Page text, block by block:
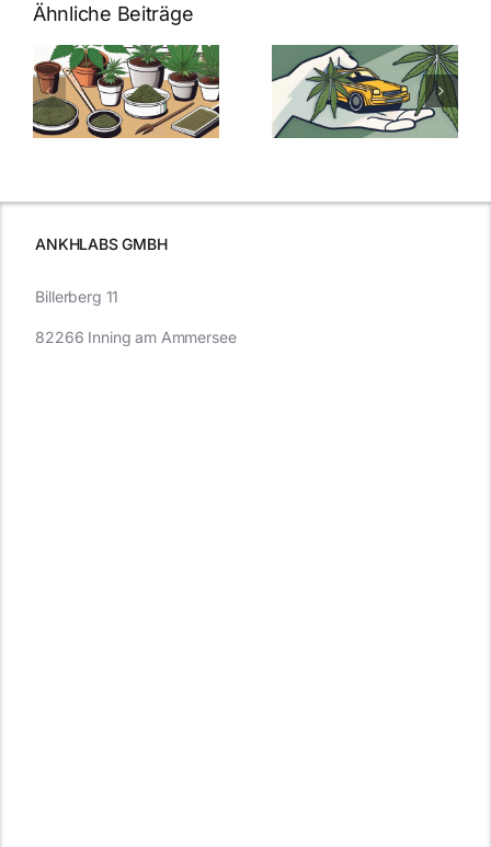
Ähnliche Beiträge
Neue THC-
Grenzwert-
Regelung:
Was Sie über
Cannabis und
müssen
Cannabis
Samen
kaufen: Alles
was Sie
ANKHLABS GMBH
Billerberg 11
82266 Inning am Ammersee